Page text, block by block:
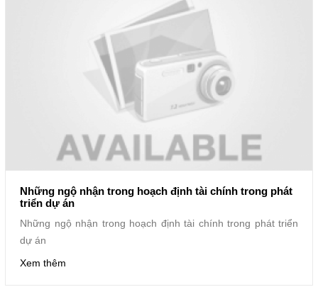
Những ngộ nhận trong hoạch định tài chính trong phát
triển dự án
Những ngộ nhận trong hoạch định tài chính trong phát triển
dự án
Xem thêm